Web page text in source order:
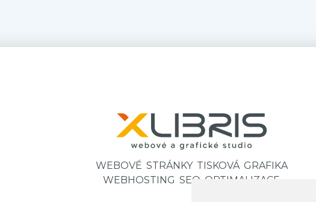
WEBOVÉ STRÁNKY TISKOVÁ GRAFIKA
WEBHOSTING SEO OPTIMALIZACE